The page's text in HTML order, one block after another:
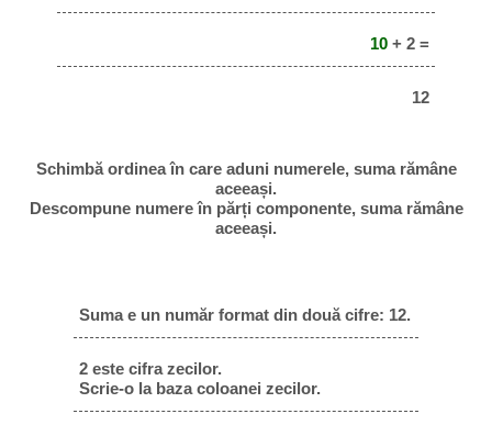
10 + 2 =
12
Schimbă ordinea în care aduni numerele, suma rămâne
aceeași.
Descompune numere în părți componente, suma rămâne
aceeași.
Suma e un număr format din două cifre: 12.
2 este cifra zecilor.
Scrie-o la baza coloanei zecilor.